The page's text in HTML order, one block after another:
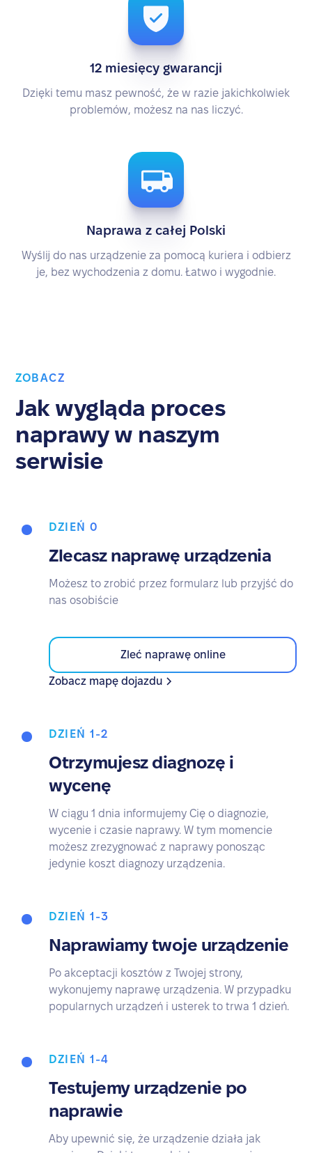
12 miesięcy gwarancji
Dzięki temu masz pewność, że w razie jakichkolwiek
problemów, możesz na nas liczyć.
Naprawa z całej Polski
Wyślij do nas urządzenie za pomocą kuriera i odbierz
je, bez wychodzenia z domu. Łatwo i wygodnie.
ZOBACZ
Jak wygląda proces
naprawy w naszym
serwisie
DZIEŃ 0
Zlecasz naprawę urządzenia
Możesz to zrobić przez formularz lub przyjść do
nas osobiście
Zleć naprawę online
Zobacz mapę dojazdu
DZIEŃ 1-2
Otrzymujesz diagnozę i
wycenę
W ciągu 1 dnia informujemy Cię o diagnozie,
wycenie i czasie naprawy. W tym momencie
możesz zrezygnować z naprawy ponosząc
jedynie koszt diagnozy urządzenia.
DZIEŃ 1-3
Naprawiamy twoje urządzenie
Po akceptacji kosztów z Twojej strony,
wykonujemy naprawę urządzenia. W przypadku
popularnych urządzeń i usterek to trwa 1 dzień.
DZIEŃ 1-4
Testujemy urządzenie po
naprawie
Aby upewnić się, że urządzenie działa jak